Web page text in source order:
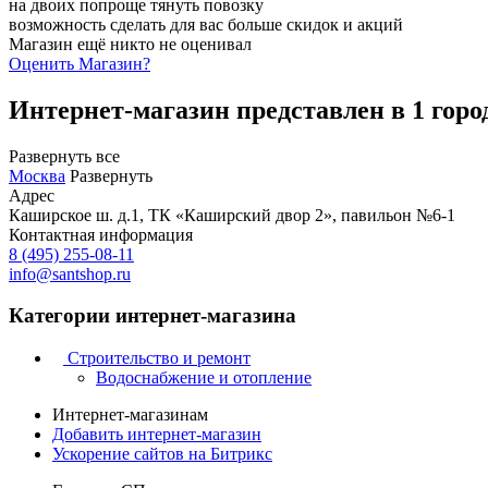
на двоих попроще тянуть повозку
возможность сделать для вас больше скидок и акций
Магазин ещё никто не оценивал
Оценить Магазин?
Интернет-магазин представлен в 1
Развернуть все
Москва Развернуть
Адрес
Каширское ш. д.1, ТК «Каширский двор 2», павильон №6-1
Контактная информация
8 (495) 255-08-11
info@santshop.ru
Категории интернет-магазина
Строительство и ремонт
Водоснабжение и отопление
Интернет-магазинам
Добавить интернет-магазин
Ускорение сайтов на Битрикс